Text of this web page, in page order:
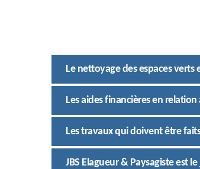
Le nettoyage des espaces verts
Les aides financières en relation
Les travaux qui doivent être
JBS Elagueur & Paysagiste est